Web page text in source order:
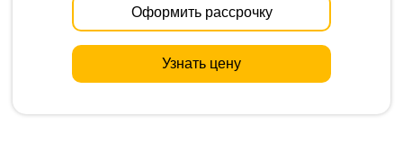
Оформить рассрочку
Узнать цену